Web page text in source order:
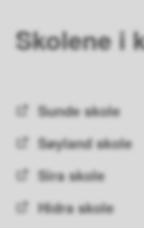
Skolene i
Sunde skole
Søyland skole
Sira skole
Hidra skole